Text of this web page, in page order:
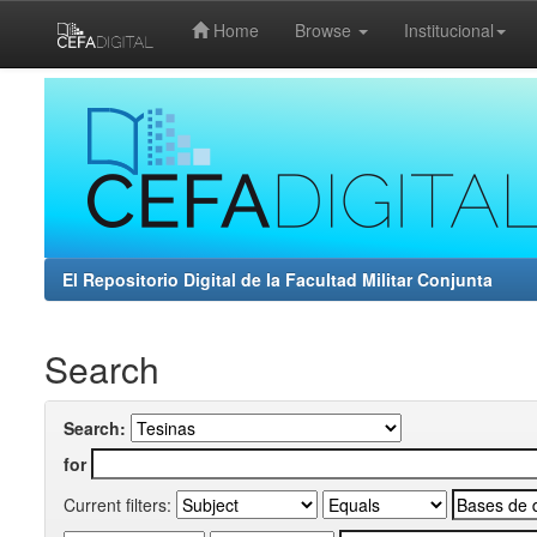
Home Browse Institucional
El Repositorio Digital de la Facultad Militar Conjunta
Search
Search:
for
Current filters: